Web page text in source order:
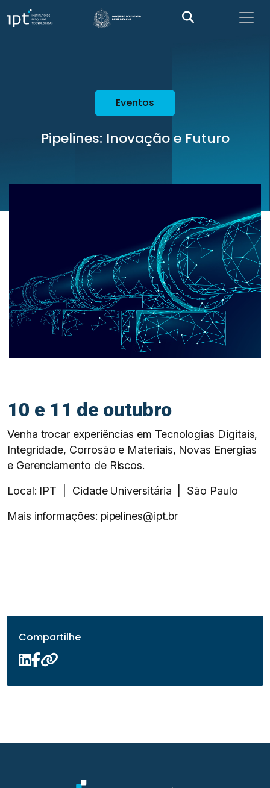
Eventos
Pipelines: Inovação e Futuro
10 e 11 de outubro
Venha trocar experiências em Tecnologias Digitais,
Integridade, Corrosão e Materiais, Novas Energias
e Gerenciamento de Riscos.
Local: IPT | Cidade Universitária | São Paulo
Mais informações: pipelines@ipt.br
Compartilhe